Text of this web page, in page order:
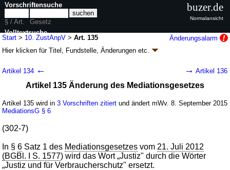
Start > 10. ZustAnpV >Art. 135
Änderungsalarm
Hier klicken fürTitel, Fundstelle, Änderungen etc.
Zuständigkeitsanpassungsverordnung (10.
ZustAnpV k.a.Abk.)
V. v. 31.08.2015BGBl. I S. 1474 (Nr. 35); zuletzt geändert durchArtikel 3
Abs. 3 G. v. 30.06.2017
538 Änderungen
Artikel 134 ← → Artikel 136
Artikel 135 Änderung des Mediationsgesetzes
Artikel 135 wird in3 Vorschriften zitiert und ändert mWv. 8. September 2015
MediationsG § 6
(302-7)
In §6 Satz 1 des Mediationsgesetzes vom 21. Juli 2012
(BGBl. I S. 1577) wird das Wort „Justiz" durch die Wörter
„Justiz und für Verbraucherschutz" ersetzt.
Vorschriftensuche
§ / Art.
Gesetz
Volltextsuche
nur in 10. ZustAnpV
buzer.de
Normalansicht